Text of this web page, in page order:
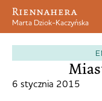
Riennahera
Marta Dziok-Kaczyńska
6 stycznia 2015